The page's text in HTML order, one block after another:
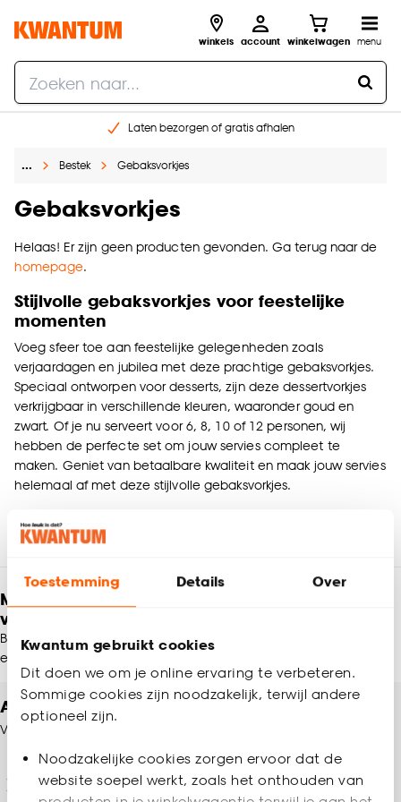
Toestemming Details Over
Kwantum gebruikt cookies
Dit doen we om je online ervaring te verbeteren.
Sommige cookies zijn noodzakelijk, terwijl andere
optioneel zijn.
Noodzakelijke cookies zorgen ervoor dat de
website soepel werkt, zoals het onthouden van
winkels account winkelwagen menu
Laten bezorgen of gratis afhalen
Gratis raam advies en opmeten aan huis
… Bestek Gebaksvorkjes
Gebaksvorkjes
Helaas! Er zijn geen producten gevonden. Ga terug naar de
homepage.
Stijlvolle gebaksvorkjes voor feestelijke
momenten
Voeg sfeer toe aan feestelijke gelegenheden zoals
verjaardagen en jubilea met deze prachtige gebaksvorkjes.
Speciaal ontworpen voor desserts, zijn deze dessertvorkjes
verkrijgbaar in verschillende kleuren, waaronder goud en
zwart. Of je nu serveert voor 6, 8, 10 of 12 personen, wij
hebben de perfecte set om jouw servies compleet te
maken. Geniet van betaalbare kwaliteit en maak jouw servies
helemaal af met deze stijlvolle gebaksvorkjes.
Meld je aan en ontvang € 5,- korting op je
volgende bestelling
Blijf per e-mail op de hoogte van leuke aanbiedingen, inspiratie
en meer!
Altijd een winkel in de buurt
Vind jouw Kwantum winkel
Winkels en openingstijden